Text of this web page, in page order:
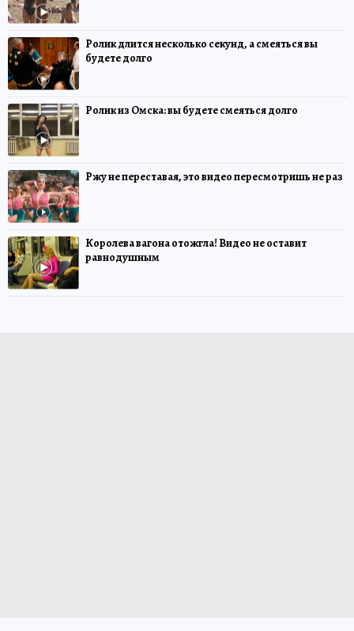
Ролик длится несколько секунд, а смеяться вы
будете долго
Ролик из Омска: вы будете смеяться долго
Ржу не переставая, это видео пересмотришь не раз
Королева вагона отожгла! Видео не оставит
равнодушным